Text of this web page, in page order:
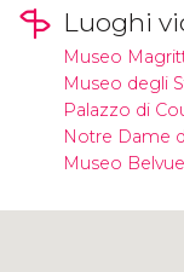
Luoghi
Museo
Museo degli
Palazzo di
Notre Dame
Museo Belvue